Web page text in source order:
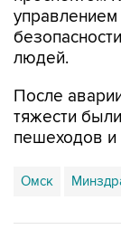
людей.
После
пешеходов и
Омск